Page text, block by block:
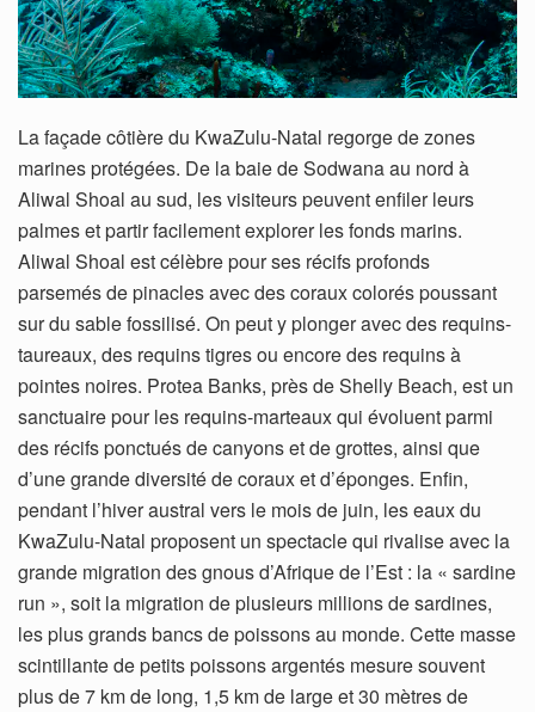
La façade côtière du KwaZulu-Natal regorge de zones
marines protégées. De la baie de Sodwana au nord à
Aliwal Shoal au sud, les visiteurs peuvent enfiler leurs
palmes et partir facilement explorer les fonds marins.
Aliwal Shoal est célèbre pour ses récifs profonds
parsemés de pinacles avec des coraux colorés poussant
sur du sable fossilisé. On peut y plonger avec des requins-
taureaux, des requins tigres ou encore des requins à
pointes noires. Protea Banks, près de Shelly Beach, est un
sanctuaire pour les requins-marteaux qui évoluent parmi
des récifs ponctués de canyons et de grottes, ainsi que
d’une grande diversité de coraux et d’éponges. Enfin,
pendant l’hiver austral vers le mois de juin, les eaux du
KwaZulu-Natal proposent un spectacle qui rivalise avec la
grande migration des gnous d’Afrique de l’Est : la « sardine
run », soit la migration de plusieurs millions de sardines,
les plus grands bancs de poissons au monde. Cette masse
scintillante de petits poissons argentés mesure souvent
plus de 7 km de long, 1,5 km de large et 30 mètres de